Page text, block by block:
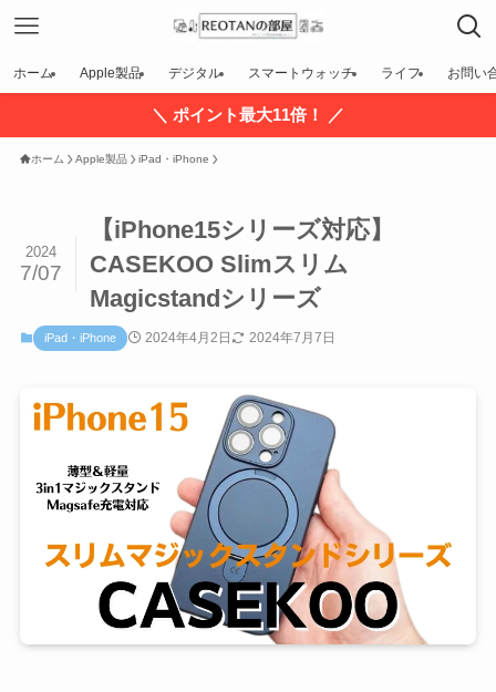
ホーム Apple製品 デジタル スマートウォッチ ライフ お問い
＼ ポイント最大11倍！ ／
ホーム Apple製品 iPad・iPhone
【iPhone15シリーズ対応】
CASEKOO Slimスリム
Magicstandシリーズ
2024
7/07
iPad・iPhone 2024年4月2日 2024年7月7日